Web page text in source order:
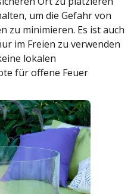
um die Gefahr von
zu minimieren. Es ist auch
im Freien zu verwenden
lokalen
für offene Feuer